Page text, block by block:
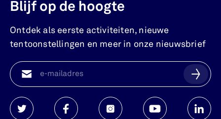
Blijf op de hoogte
Ontdek als eerste activiteiten, nieuwe
tentoonstellingen en meer in onze nieuwsbrief